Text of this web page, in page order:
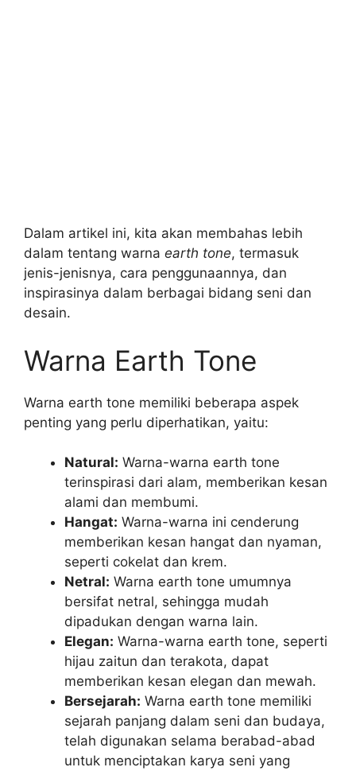
Dalam artikel ini, kita akan membahas lebih
dalam tentang warna earth tone, termasuk
jenis-jenisnya, cara penggunaannya, dan
inspirasinya dalam berbagai bidang seni dan
desain.
Warna Earth Tone
Warna earth tone memiliki beberapa aspek
penting yang perlu diperhatikan, yaitu:
Natural: Warna-warna earth tone
terinspirasi dari alam, memberikan kesan
alami dan membumi.
Hangat: Warna-warna ini cenderung
memberikan kesan hangat dan nyaman,
seperti cokelat dan krem.
Netral: Warna earth tone umumnya
bersifat netral, sehingga mudah
dipadukan dengan warna lain.
Elegan: Warna-warna earth tone, seperti
hijau zaitun dan terakota, dapat
memberikan kesan elegan dan mewah.
Bersejarah: Warna earth tone memiliki
sejarah panjang dalam seni dan budaya,
telah digunakan selama berabad-abad
untuk menciptakan karya seni yang